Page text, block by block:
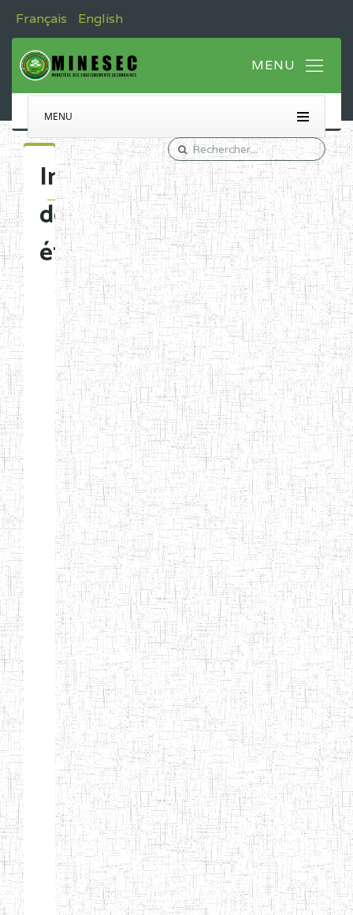
Français English
MENU
Immatriculation
des
établissements
Etablissements
d'enseignement
normal
ENI
Chercher:
Effacer les filtres
Denomination
Type
Nature
Arrondissement
Denomination Création Type Nature